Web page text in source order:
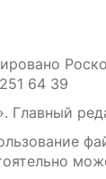
64 39
Главный